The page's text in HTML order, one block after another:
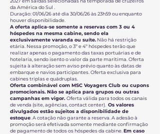
da América do Sul .
Duração: 01/06/26 até dia 30/06/26 às 23h59 ou enquanto
houver disponibilidade.
A oferta aplica-se somente a reservas com 3 ou 4
hóspedes na mesma cabine, sendo ela
exclusivamente varanda ou suíte. Não há restrição
etária. Nessa promoção, o 3º e 4º hóspedes terão que
realizar apenas o pagamento das taxas portuárias e de
hotelaria, sendo isento o valor da parte marítima. Oferta
sujeita à alteração sem aviso prévio quanto às datas de
embarque e navios participantes. Oferta exclusiva para
cabines triplas e quádruplas.
Oferta combinável com MSC Voyagers Club ou cupons
promocionais. Não se aplica para grupos ou outras
campanhas em vigor. Oferta válida para todos os canais
de venda (site, agências, contact center). Os valores
divulgados estão sujeitos a disponibilidade de
estoque . A cotação não garante a reserva. A adesão à
promoção será efetivada somente mediante confirmação
de pagamento de todos os hóspedes da cabine. Em caso